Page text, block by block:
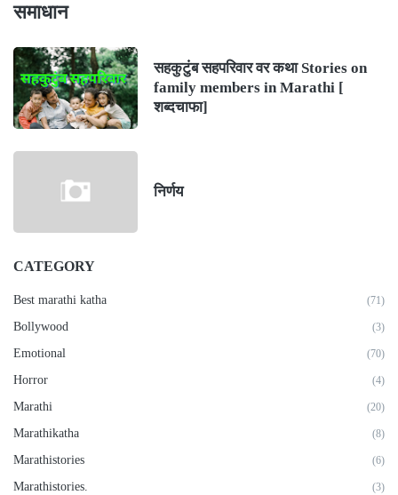
समाधान
सहकुटुंब सहपरिवार वर कथा Stories on
family members in Marathi [
शब्दचाफा]
निर्णय
CATEGORY
Best marathi katha (71)
Bollywood (3)
Emotional (70)
Horror (4)
Marathi (20)
Marathikatha (8)
Marathistories (6)
Marathistories. (3)